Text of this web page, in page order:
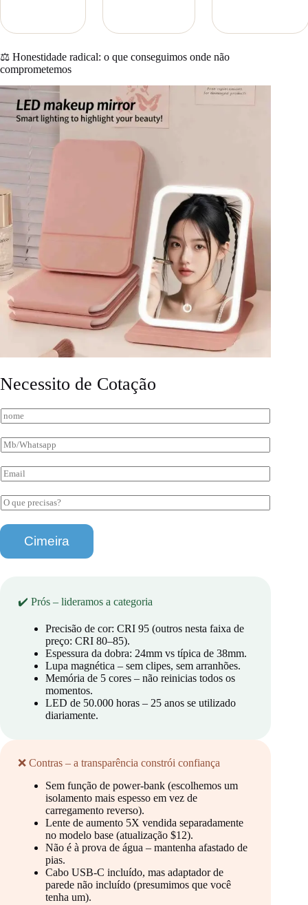
⚖️ Honestidade radical: o que conseguimos onde não
comprometemos
Necessito de Cotação
N
o
m
e
M
b
/
W
a
t
s
p
E
m
a
*
O
q
u
r
N
o
e
Cimeira
✔️ Prós – lideramos a categoria
Precisão de cor: CRI 95 (outros nesta faixa de
preço: CRI 80–85).
Espessura da dobra: 24mm vs típica de 38mm.
Lupa magnética – sem clipes, sem arranhões.
Memória de 5 cores – não reinicias todos os
momentos.
LED de 50.000 horas – 25 anos se utilizado
diariamente.
❌ Contras – a transparência constrói confiança
Sem função de power-bank (escolhemos um
isolamento mais espesso em vez de
carregamento reverso).
Lente de aumento 5X vendida separadamente
no modelo base (atualização $12).
Não é à prova de água – mantenha afastado de
pias.
Cabo USB‑C incluído, mas adaptador de
parede não incluído (presumimos que você
tenha um).